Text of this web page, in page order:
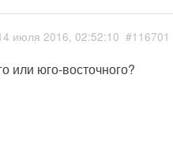
июля 2016, 02:52:10 #116701
или юго-восточного?